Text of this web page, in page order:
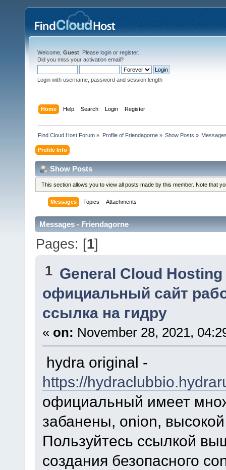
Welcome, Guest . Please login or register.
Did you miss your activation email?
Login with username, password and session length
Home Help Search Login Register
Find Cloud Host Forum » Profile of Friendagorne» Show Posts »
Profile Info
Show Posts
This section allows you to view all posts made by this member. Note that
Messages Topics Attachments
Messages - Friendagorne
Pages: [1]
1 General Cloud
официальный сайт
ссылка на гидру
« on: November 28, 2021,
hydra original -
https://
официальный имеет
забанены, onion,
Пользуйтесь ссылкой
создания безопасного